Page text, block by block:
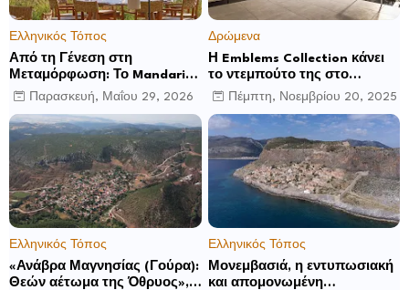
Ελληνικός Τόπος
Από τη Γένεση στη
Μεταμόρφωση: Το Mandarin
Oriental, Costa Navarino
αποκαλύπτει μια νέα σεζόν
βιωματικών εμπειριών
Παρασκευή, Μαΐου 29, 2026
Δρώμενα
Η Emblems Collection κάνει
το ντεμπούτο της στο
Ηνωμένο Βασίλειο με το
Luckham Park Hotel & Spa
και ανακοινώνει άλλα έξι
ανοίγματα για το 2026 και
μετά
Πέμπτη, Νοεμβρίου 20, 2025
Ελληνικός Τόπος
«Ανάβρα Μαγνησίας (Γούρα):
Θεών αέτωμα της Όθρυος»,
Ελληνικός Τόπος
Μονεμβασιά, η εντυπωσιακή
και απομονωμένη